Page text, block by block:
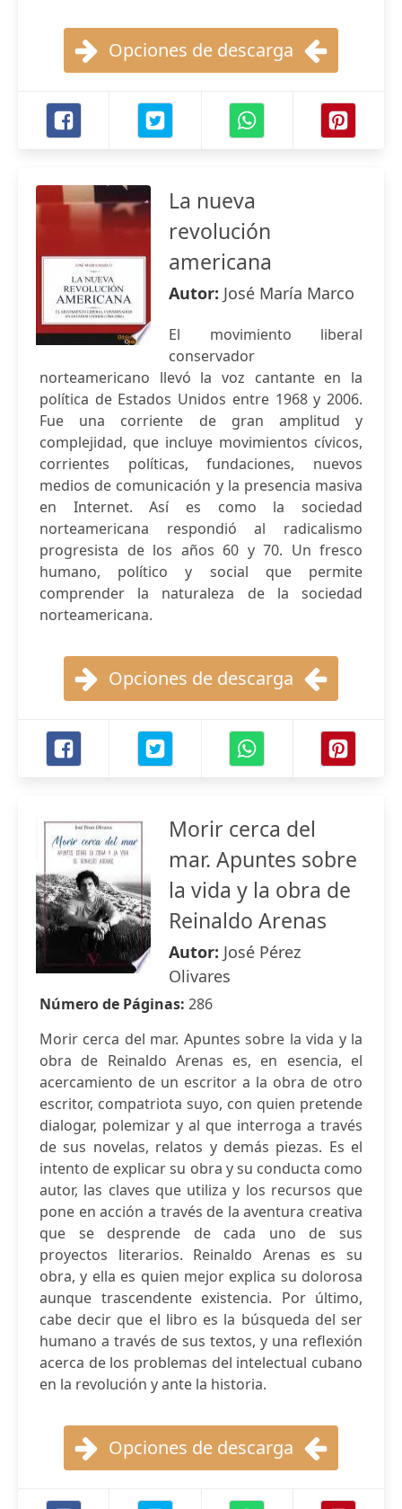
Opciones de descarga
La nueva
revolución
americana
Autor: José María Marco
El movimiento liberal
conservador
norteamericano llevó la voz cantante en la
política de Estados Unidos entre 1968 y 2006.
Fue una corriente de gran amplitud y
complejidad, que incluye movimientos cívicos,
corrientes políticas, fundaciones, nuevos
medios de comunicación y la presencia masiva
en Internet. Así es como la sociedad
norteamericana respondió al radicalismo
progresista de los años 60 y 70. Un fresco
humano, político y social que permite
comprender la naturaleza de la sociedad
norteamericana.
Opciones de descarga
Morir cerca del
mar. Apuntes sobre
la vida y la obra de
Reinaldo Arenas
Autor: José Pérez
Olivares
Número de Páginas: 286
Morir cerca del mar. Apuntes sobre la vida y la
obra de Reinaldo Arenas es, en esencia, el
acercamiento de un escritor a la obra de otro
escritor, compatriota suyo, con quien pretende
dialogar, polemizar y al que interroga a través
de sus novelas, relatos y demás piezas. Es el
intento de explicar su obra y su conducta como
autor, las claves que utiliza y los recursos que
pone en acción a través de la aventura creativa
que se desprende de cada uno de sus
proyectos literarios. Reinaldo Arenas es su
obra, y ella es quien mejor explica su dolorosa
aunque trascendente existencia. Por último,
cabe decir que el libro es la búsqueda del ser
humano a través de sus textos, y una reflexión
acerca de los problemas del intelectual cubano
en la revolución y ante la historia.
Opciones de descarga